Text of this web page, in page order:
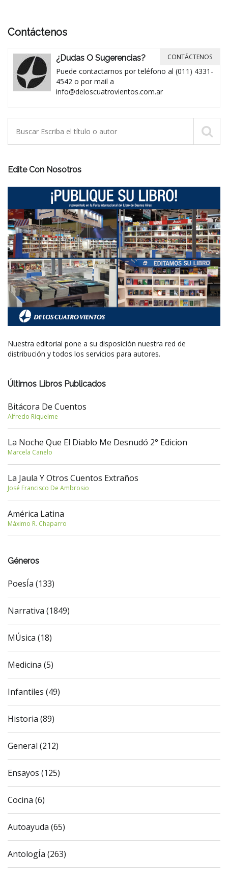
Contáctenos
¿Dudas O Sugerencias?
Puede contactarnos por teléfono al (011) 4331-
4542 o por mail a
info@deloscuatrovientos.com.ar
CONTÁCTENOS
Edite Con Nosotros
Nuestra editorial pone a su disposición nuestra red de
distribución y todos los servicios para autores.
Últimos Libros Publicados
Bitácora De Cuentos
Alfredo Riquelme
La Noche Que El Diablo Me Desnudó 2° Edicion
Marcela Canelo
La Jaula Y Otros Cuentos Extraños
José Francisco De Ambrosio
América Latina
Máximo R. Chaparro
Géneros
PoesÍa (133)
Narrativa (1849)
MÚsica (18)
Medicina (5)
Infantiles (49)
Historia (89)
General (212)
Ensayos (125)
Cocina (6)
Autoayuda (65)
AntologÍa (263)